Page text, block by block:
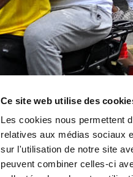
Ce site web utilise des
Les cookies nous permettent
relatives aux médias sociaux
sur l'utilisation de notre site
peuvent combiner celles-ci